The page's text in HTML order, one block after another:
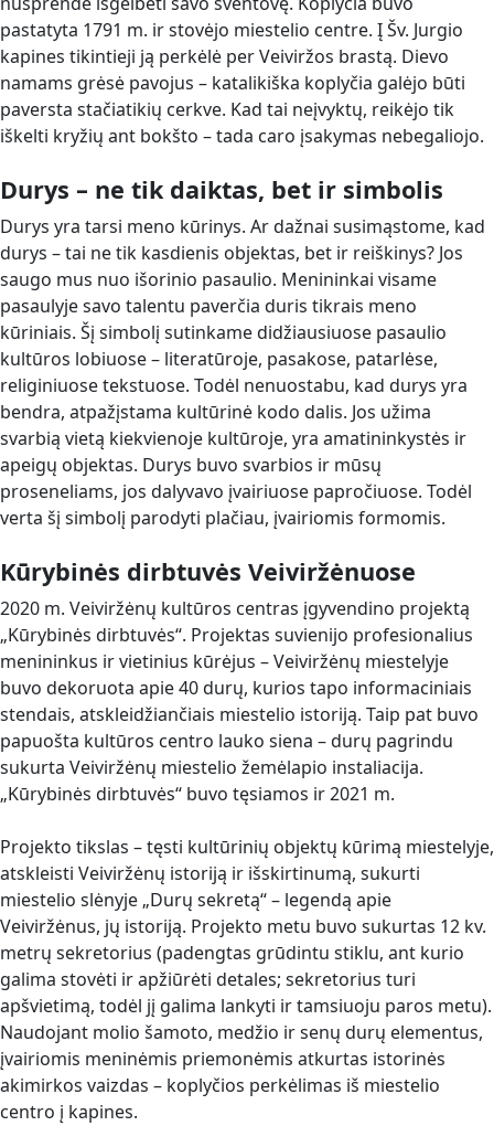
pastatyta 1791 m. ir stovėjo miestelio centre. Į Šv. Jurgio
kapines tikintieji ją perkėlė per Veiviržos brastą. Dievo
namams grėsė pavojus – katalikiška koplyčia galėjo būti
paversta stačiatikių cerkve. Kad tai neįvyktų, reikėjo tik
iškelti kryžių ant bokšto – tada caro įsakymas nebegaliojo.
Durys – ne tik daiktas, bet ir simbolis
Durys yra tarsi meno kūrinys. Ar dažnai susimąstome, kad
durys – tai ne tik kasdienis objektas, bet ir reiškinys? Jos
saugo mus nuo išorinio pasaulio. Menininkai visame
pasaulyje savo talentu paverčia duris tikrais meno
kūriniais. Šį simbolį sutinkame didžiausiuose pasaulio
kultūros lobiuose – literatūroje, pasakose, patarlėse,
religiniuose tekstuose. Todėl nenuostabu, kad durys yra
bendra, atpažįstama kultūrinė kodo dalis. Jos užima
svarbią vietą kiekvienoje kultūroje, yra amatininkystės ir
apeigų objektas. Durys buvo svarbios ir mūsų
proseneliams, jos dalyvavo įvairiuose papročiuose. Todėl
verta šį simbolį parodyti plačiau, įvairiomis formomis.
Kūrybinės dirbtuvės Veiviržėnuose
2020 m. Veiviržėnų kultūros centras įgyvendino projektą
„Kūrybinės dirbtuvės“. Projektas suvienijo profesionalius
menininkus ir vietinius kūrėjus – Veiviržėnų miestelyje
buvo dekoruota apie 40 durų, kurios tapo informaciniais
stendais, atskleidžiančiais miestelio istoriją. Taip pat buvo
papuošta kultūros centro lauko siena – durų pagrindu
sukurta Veiviržėnų miestelio žemėlapio instaliacija.
„Kūrybinės dirbtuvės“ buvo tęsiamos ir 2021 m.
Projekto tikslas – tęsti kultūrinių objektų kūrimą miestelyje,
atskleisti Veiviržėnų istoriją ir išskirtinumą, sukurti
miestelio slėnyje „Durų sekretą“ – legendą apie
Veiviržėnus, jų istoriją. Projekto metu buvo sukurtas 12 kv.
metrų sekretorius (padengtas grūdintu stiklu, ant kurio
galima stovėti ir apžiūrėti detales; sekretorius turi
apšvietimą, todėl jį galima lankyti ir tamsiuoju paros metu).
Naudojant molio šamoto, medžio ir senų durų elementus,
įvairiomis meninėmis priemonėmis atkurtas istorinės
akimirkos vaizdas – koplyčios perkėlimas iš miestelio
centro į kapines.